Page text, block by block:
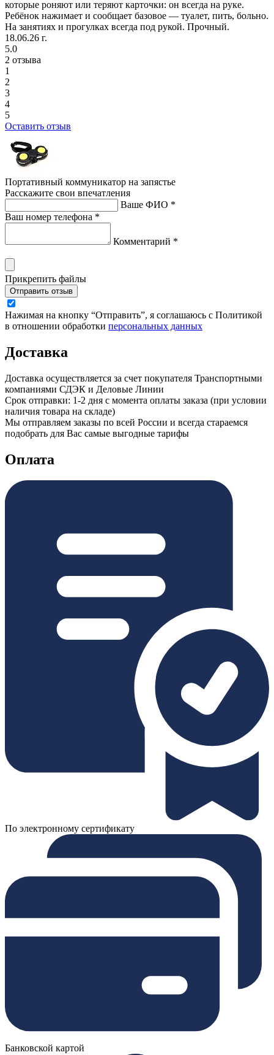
которые роняют или теряют карточки: он всегда на руке.
Ребёнок нажимает и сообщает базовое — туалет, пить, больно.
На занятиях и прогулках всегда под рукой. Прочный.
18.06.26 г.
5.0
2 отзыва
1
2
3
4
5
Оставить отзыв
Портативный коммуникатор на запястье
Расскажите свои впечатления
Ваше ФИО *
Ваш номер телефона *
Комментарий *
Прикрепить файлы
Отправить отзыв
Нажимая на кнопку “Отправить”, я соглашаюсь с Политикой
в отношении обработки персональных данных
Доставка
Доставка осуществляется за счет покупателя Транспортными
компаниями СДЭК и Деловые Линии
Срок отправки: 1-2 дня с момента оплаты заказа (при условии
наличия товара на складе)
Мы отправляем заказы по всей России и всегда стараемся
подобрать для Вас самые выгодные тарифы
Оплата
По электронному сертификату
Банковской картой